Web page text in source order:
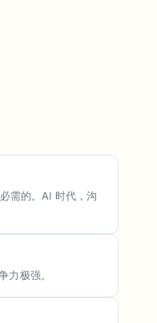
需的。AI 时代，沟
极强。